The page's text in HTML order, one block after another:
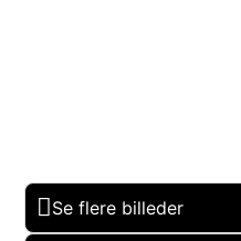
Se flere billeder